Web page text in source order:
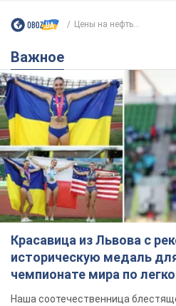
Цены на нефть...
Важное
Красавица из Львова с
историческую медаль
чемпионате мира по
Видео
Наша соотечественница